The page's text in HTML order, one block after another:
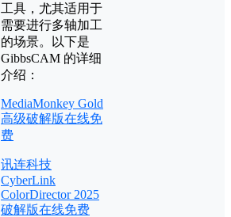
工具，尤其适用于
需要进行多轴加工
的场景。以下是
GibbsCAM 的详细
介绍：
MediaMonkey Gold
高级破解版在线免
费
讯连科技
CyberLink
ColorDirector 2025
破解版在线免费